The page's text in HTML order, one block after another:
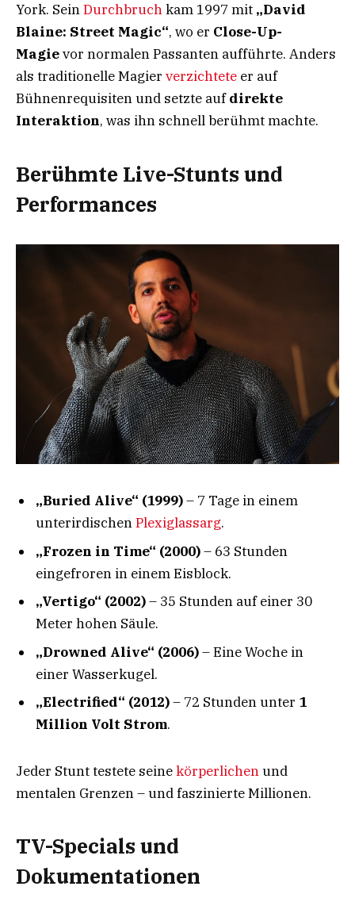
York. SeinDurchbruchkam 1997 mit „David
Blaine: Street Magic“, wo er Close-Up-
Magievor normalen Passanten aufführte. Anders
als traditionelle Magier verzichtete er auf
Bühnenrequisiten und setzte aufdirekte
Interaktion, was ihn schnell berühmt machte.
Berühmte Live-Stunts und
Performances
„Buried Alive“ (1999)– 7 Tage in einem
unterirdischenPlexiglassarg.
„Frozen in Time“ (2000)– 63 Stunden
eingefroren in einem Eisblock.
„Vertigo“ (2002)– 35 Stunden auf einer 30
Meter hohen Säule.
„Drowned Alive“ (2006)– Eine Woche in
einer Wasserkugel.
„Electrified“ (2012)– 72 Stunden unter 1
Million Volt Strom.
Jeder Stunt testete seinekörperlichenund
mentalen Grenzen – und faszinierte Millionen.
TV-Specials und
Dokumentationen